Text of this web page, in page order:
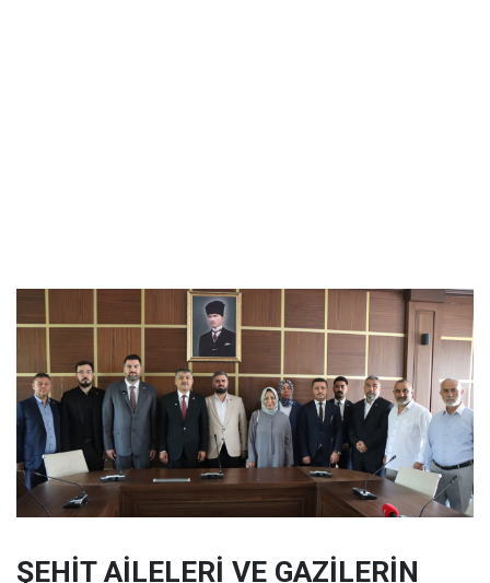
ŞEHİT AİLELERİ VE GAZİLERİN